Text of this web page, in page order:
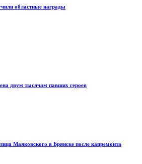
областные награды
двум тысячам павших героев
Маяковского в Брянске после капремонта